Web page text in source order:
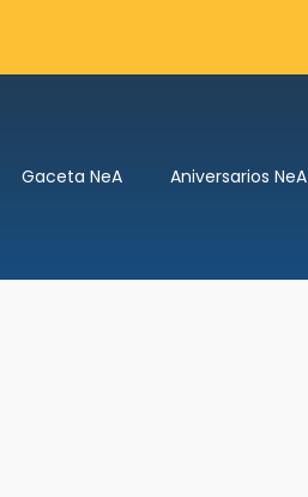
Gaceta NeA Aniversarios NeA